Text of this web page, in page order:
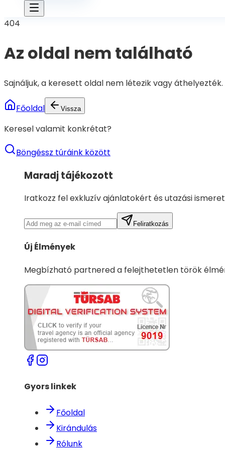
404
Az oldal nem található
Sajnáljuk, a keresett oldal nem létezik vagy áthelyezték.
Főoldal Vissza
Keresel valamit konkrétat?
Böngéssz túráink között
Maradj tájékozott
Iratkozz fel exkluzív ajánlatokért és utazási
Feliratkozás
Új Élmények
Megbízható partnered a felejthetetlen török
Gyors linkek
Főoldal
Kirándulás
Rólunk